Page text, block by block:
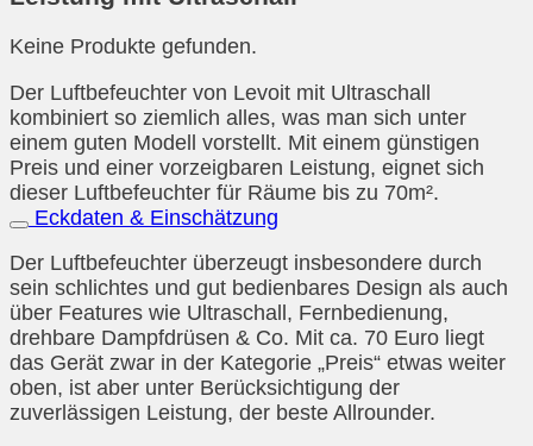
Keine Produkte gefunden.
Der Luftbefeuchter von Levoit mit Ultraschall
kombiniert so ziemlich alles, was man sich unter
einem guten Modell vorstellt. Mit einem günstigen
Preis und einer vorzeigbaren Leistung, eignet sich
dieser Luftbefeuchter für Räume bis zu 70m².
Eckdaten & Einschätzung
Der Luftbefeuchter überzeugt insbesondere durch
sein schlichtes und gut bedienbares Design als auch
über Features wie Ultraschall, Fernbedienung,
drehbare Dampfdrüsen & Co. Mit ca. 70 Euro liegt
das Gerät zwar in der Kategorie „Preis“ etwas weiter
oben, ist aber unter Berücksichtigung der
zuverlässigen Leistung, der beste Allrounder.